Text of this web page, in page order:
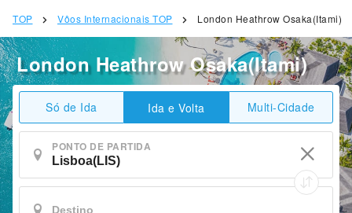
TOP Vôos Internacionais TOP London Heathrow Osaka(Itami)
London Heathrow Osaka(Itami)
Só de Ida Ida e Volta Multi-Cidade
PONTO DE PARTIDA